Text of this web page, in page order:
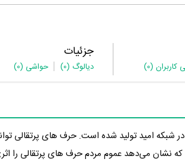
کاربران (0)
جزئیات
دیالوگ (0) حواشی (0)
در سال 1400 در گونه کودک و نوجوان و در شبکه امید تولید شده است. حرف های
بیاورد که نشان می‌دهد عموم مردم حرف های پرتقالی